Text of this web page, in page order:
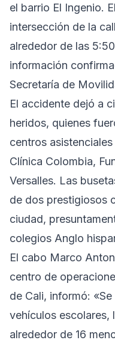
el barrio El Ingenio.
intersección de la
alrededor de las
información
Secretaría de
El accidente dejó a
heridos, quienes
centros
Clínica Colombia,
Versalles. Las
de dos prestigiosos
ciudad,
colegios Anglo
El cabo Marco
centro de
de Cali, informó:
vehículos escolares,
alrededor de 16